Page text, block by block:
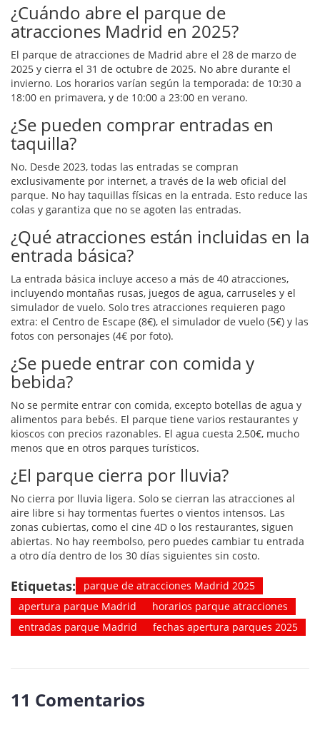
¿Cuándo abre el parque de
atracciones Madrid en 2025?
El parque de atracciones de Madrid abre el 28 de marzo de
2025 y cierra el 31 de octubre de 2025. No abre durante el
invierno. Los horarios varían según la temporada: de 10:30 a
18:00 en primavera, y de 10:00 a 23:00 en verano.
¿Se pueden comprar entradas en
taquilla?
No. Desde 2023, todas las entradas se compran
exclusivamente por internet, a través de la web oficial del
parque. No hay taquillas físicas en la entrada. Esto reduce las
colas y garantiza que no se agoten las entradas.
¿Qué atracciones están incluidas en la
entrada básica?
La entrada básica incluye acceso a más de 40 atracciones,
incluyendo montañas rusas, juegos de agua, carruseles y el
simulador de vuelo. Solo tres atracciones requieren pago
extra: el Centro de Escape (8€), el simulador de vuelo (5€) y las
fotos con personajes (4€ por foto).
¿Se puede entrar con comida y
bebida?
No se permite entrar con comida, excepto botellas de agua y
alimentos para bebés. El parque tiene varios restaurantes y
kioscos con precios razonables. El agua cuesta 2,50€, mucho
menos que en otros parques turísticos.
¿El parque cierra por lluvia?
No cierra por lluvia ligera. Solo se cierran las atracciones al
aire libre si hay tormentas fuertes o vientos intensos. Las
zonas cubiertas, como el cine 4D o los restaurantes, siguen
abiertas. No hay reembolso, pero puedes cambiar tu entrada
a otro día dentro de los 30 días siguientes sin costo.
Etiquetas:
parque de atracciones Madrid 2025
apertura parque Madrid
horarios parque atracciones
entradas parque Madrid
fechas apertura parques 2025
11 Comentarios